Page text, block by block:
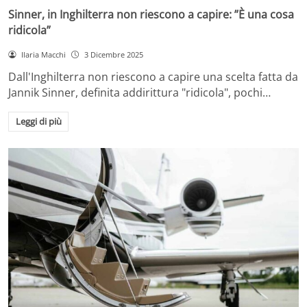
Sinner, in Inghilterra non riescono a capire: ”È una cosa
ridicola”
Ilaria Macchi 3 Dicembre 2025
Dall'Inghilterra non riescono a capire una scelta fatta da
Jannik Sinner, definita addirittura "ridicola", pochi…
Leggi di più